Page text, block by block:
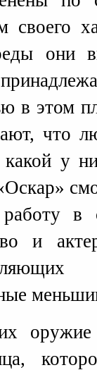
своего
они
в этом
что
у
в
и